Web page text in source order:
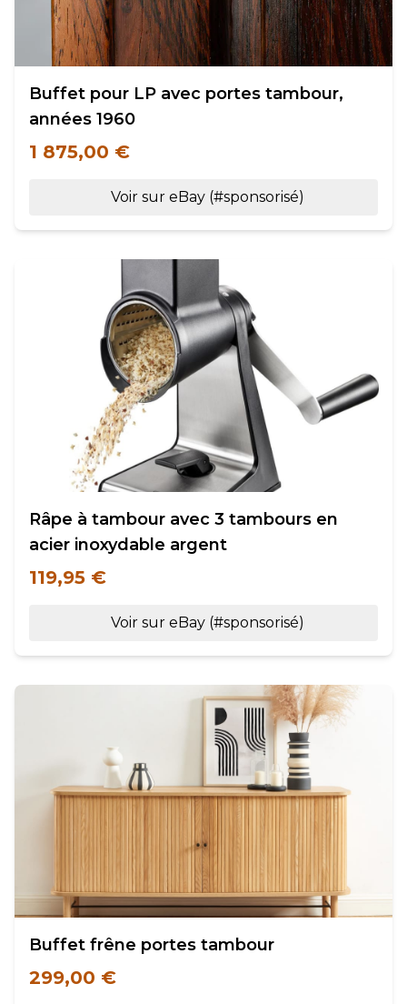
Buffet pour LP avec portes tambour,
années 1960
1 875,00 €
Voir sur eBay (#sponsorisé)
Râpe à tambour avec 3 tambours en
acier inoxydable argent
119,95 €
Voir sur eBay (#sponsorisé)
Buffet frêne portes tambour
299,00 €